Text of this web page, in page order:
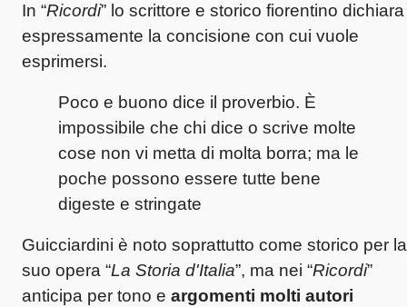
In “Ricordi” lo scrittore e storico fiorentino dichiara
espressamente la concisione con cui vuole
esprimersi.
Poco e buono dice il proverbio. È
impossibile che chi dice o scrive molte
cose non vi metta di molta borra; ma le
poche possono essere tutte bene
digeste e stringate
Guicciardini è noto soprattutto come storico per la
suo opera “La Storia d'Italia”, ma nei “Ricordi”
anticipa per tono e argomenti molti autori